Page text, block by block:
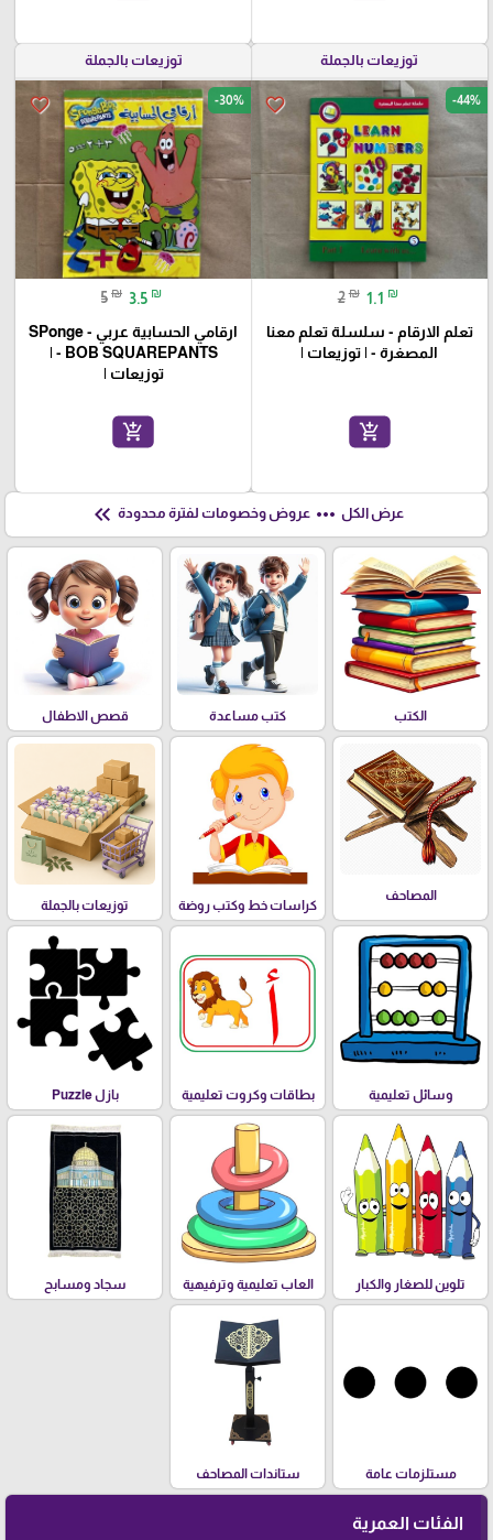
توزيعات بالجملة
favorite_border -44%
2 ₪ 1.1 ₪
تعلم الارقام - سلسلة تعلم معنا
المصغرة - | توزيعات |
add_shopping_cart
توزيعات بالجملة
favorite_border -30%
5 ₪ 3.5 ₪
ارقامي الحسابية عربي - SPonge
BOB SQUAREPANTS - |
توزيعات |
add_shopping_cart
عرض الكل more_horiz عروض وخصومات لفترة محدودة keyboard_double_arrow_left
الكتب كتب مساعدة قصص الاطفال
المصاحف
كراسات خط وكتب روضة توزيعات بالجملة
وسائل تعليمية بطاقات وكروت تعليمية بازل Puzzle
تلوين للصغار والكبار العاب تعليمية وترفيهية سجاد ومسابح
مستلزمات عامة ستاندات المصاحف
الفئات العمرية